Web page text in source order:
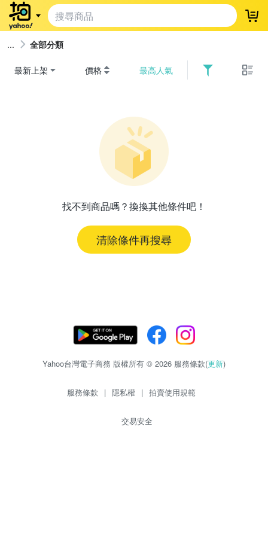
登
全部分類
最新上架 價格 最高人氣
找不到商品嗎？換換其他條件吧！
清除條件再搜尋
Yahoo台灣電子商務 版權所有 © 2026 服務條款(更新)
服務條款 | 隱私權 | 拍賣使用規範
交易安全